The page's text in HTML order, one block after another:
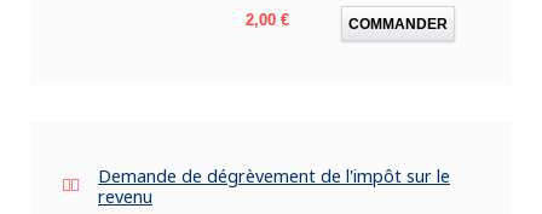
Prix
2,00 € COMMANDER
Demande de dégrèvement de l'impôt sur le
revenu